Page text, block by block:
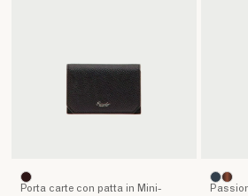
Porta carte con patta in Mini-